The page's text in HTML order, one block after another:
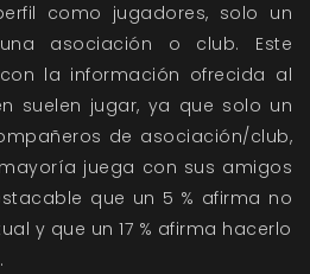
como jugadores, solo un
asociación o club. Este
la información ofrecida al
suelen jugar, ya que solo un
de asociación/club,
juega con sus amigos
que un 5 % afirma no
y que un 17 % afirma hacerlo